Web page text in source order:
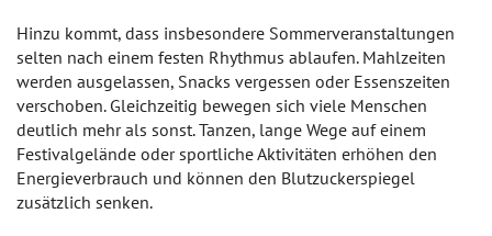
Hinzu kommt, dass insbesondere Sommerveranstaltungen
selten nach einem festen Rhythmus ablaufen. Mahlzeiten
werden ausgelassen, Snacks vergessen oder Essenszeiten
verschoben. Gleichzeitig bewegen sich viele Menschen
deutlich mehr als sonst. Tanzen, lange Wege auf einem
Festivalgelände oder sportliche Aktivitäten erhöhen den
Energieverbrauch und können den Blutzuckerspiegel
zusätzlich senken.